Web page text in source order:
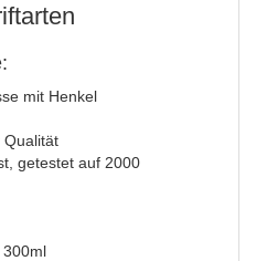
mit Henkel
Qualität
getestet auf 2000